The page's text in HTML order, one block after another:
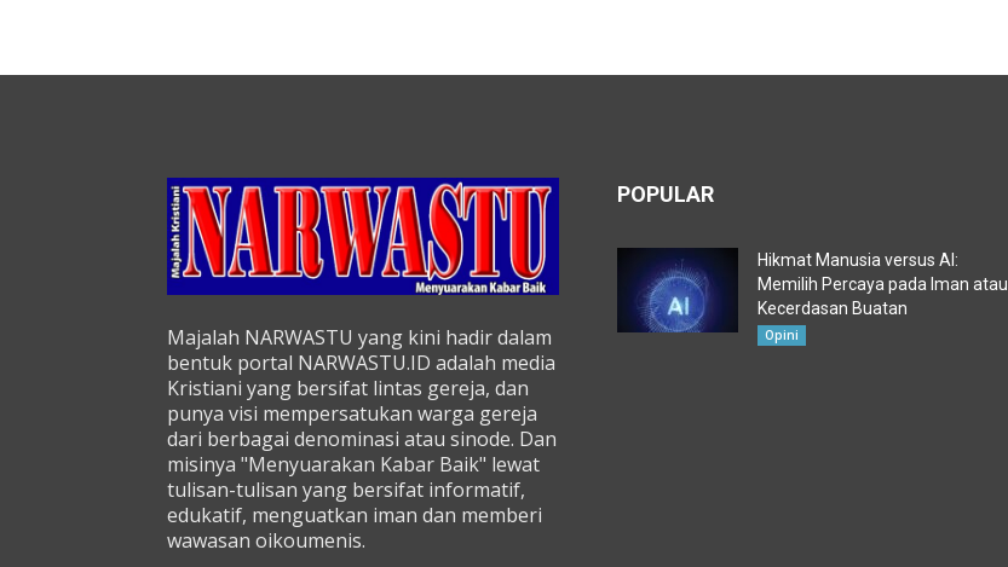
Majalah NARWASTU yang kini hadir dalam
bentuk portal NARWASTU.ID adalah media
Kristiani yang bersifat lintas gereja, dan
punya visi mempersatukan warga gereja
dari berbagai denominasi atau sinode. Dan
misinya "Menyuarakan Kabar Baik" lewat
tulisan-tulisan yang bersifat informatif,
edukatif, menguatkan iman dan memberi
wawasan oikoumenis.
POPULAR
Hikmat Manusia versus AI:
Memilih Percaya pada Iman atau
Kecerdasan Buatan
Opini